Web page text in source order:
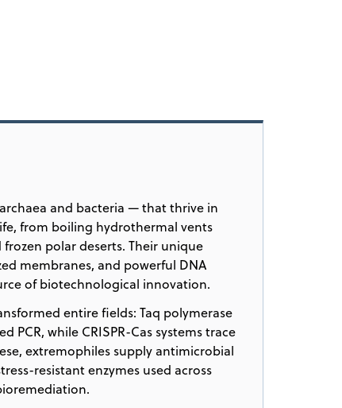
and bacteria — that thrive in
from boiling hydrothermal vents
polar deserts. Their unique
membranes, and powerful DNA
of biotechnological innovation.
entire fields: Taq polymerase
PCR, while CRISPR-Cas systems trace
extremophiles supply antimicrobial
resistant enzymes used across